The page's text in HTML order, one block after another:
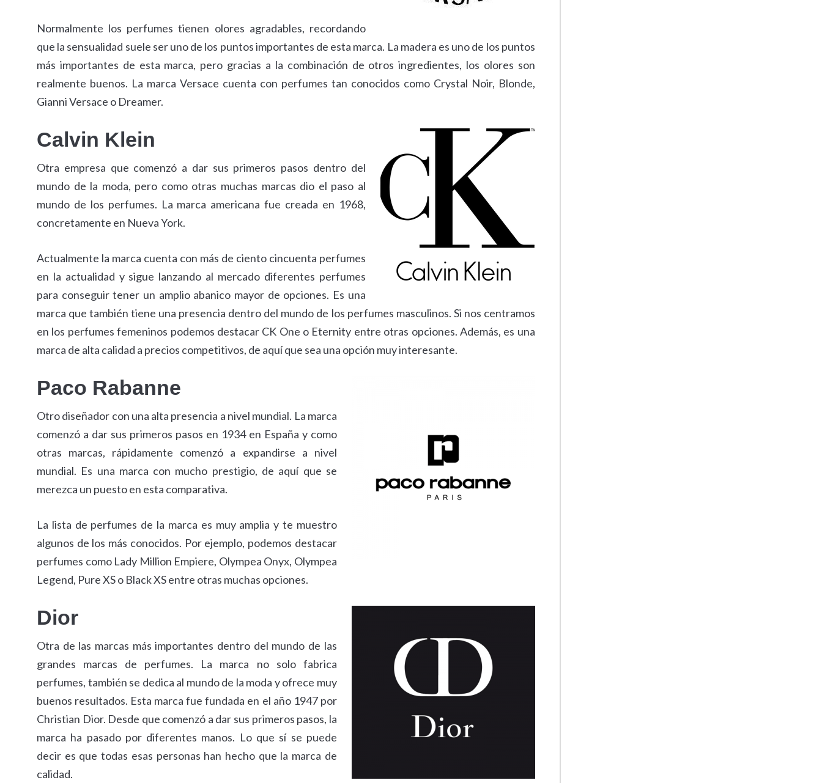
Normalmente los perfumes tienen olores agradables, recordando
que la sensualidad suele ser uno de los puntos importantes de esta marca. La madera es uno de los puntos
más importantes de esta marca, pero gracias a la combinación de otros ingredientes, los olores son
realmente buenos. La marca Versace cuenta con perfumes tan conocidos como Crystal Noir, Blonde,
Gianni Versace o Dreamer.
Calvin Klein
Otra empresa que comenzó a dar sus primeros pasos dentro del
mundo de la moda, pero como otras muchas marcas dio el paso al
mundo de los perfumes. La marca americana fue creada en 1968,
concretamente en Nueva York.
Actualmente la marca cuenta con más de ciento cincuenta perfumes
en la actualidad y sigue lanzando al mercado diferentes perfumes
para conseguir tener un amplio abanico mayor de opciones. Es una
marca que también tiene una presencia dentro del mundo de los perfumes masculinos. Si nos centramos
en los perfumes femeninos podemos destacar CK One o Eternity entre otras opciones. Además, es una
marca de alta calidad a precios competitivos, de aquí que sea una opción muy interesante.
Paco Rabanne
Otro diseñador con una alta presencia a nivel mundial. La marca
comenzó a dar sus primeros pasos en 1934 en España y como
otras marcas, rápidamente comenzó a expandirse a nivel
mundial. Es una marca con mucho prestigio, de aquí que se
merezca un puesto en esta comparativa.
La lista de perfumes de la marca es muy amplia y te muestro
algunos de los más conocidos. Por ejemplo, podemos destacar
perfumes como Lady Million Empiere, Olympea Onyx, Olympea
Legend, Pure XS o Black XS entre otras muchas opciones.
Dior
Otra de las marcas más importantes dentro del mundo de las
grandes marcas de perfumes. La marca no solo fabrica
perfumes, también se dedica al mundo de la moda y ofrece muy
buenos resultados. Esta marca fue fundada en el año 1947 por
Christian Dior. Desde que comenzó a dar sus primeros pasos, la
marca ha pasado por diferentes manos. Lo que sí se puede
decir es que todas esas personas han hecho que la marca de
calidad.